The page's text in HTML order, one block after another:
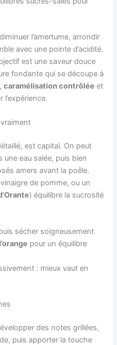
l’amertume, arrondir
avec une pointe d’acidité.
est une saveur douce
fondante qui se découpe à
,caramélisation contrôlée et
l’expérience.
est capital. On peut
eau salée, puis bien
amers avant la poêle.
vinaigre de pomme, ou un
) équilibre la sucrosité
sécher soigneusement
pour un équilibre
: mieux vaut en
des notes grillées,
puis apporter la touche